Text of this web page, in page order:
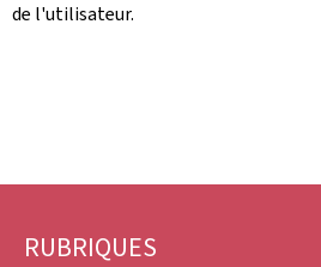
de l'utilisateur.
RUBRIQUES